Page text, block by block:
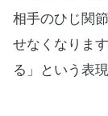
相手のひじ関
せなくなりま
る」という表